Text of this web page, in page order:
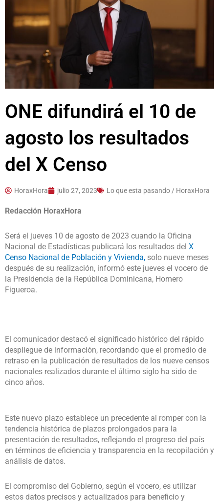
ONE difundirá el 10 de
agosto los resultados
del X Censo
HoraxHora julio 27, 2023 Lo que esta pasando / HoraxHora
Redacción HoraxHora
Será el jueves 10 de agosto de 2023 cuando la Oficina
Nacional de Estadísticas publicará los resultados del X
Censo Nacional de Población y Vivienda, solo nueve meses
después de su realización, informó este jueves el vocero de
la Presidencia de la República Dominicana, Homero
Figueroa.
El comunicador destacó el significado histórico del rápido
despliegue de información, recordando que el promedio de
retraso en la publicación de resultados de los nueve censos
nacionales realizados durante el último siglo ha sido de
cinco años.
Este nuevo plazo establece un precedente al romper con la
tendencia histórica de plazos prolongados para la
presentación de resultados, reflejando el progreso del país
en términos de eficiencia y transparencia en la recopilación y
análisis de datos.
El compromiso del Gobierno, según el vocero, es utilizar
estos datos precisos y actualizados para beneficio y